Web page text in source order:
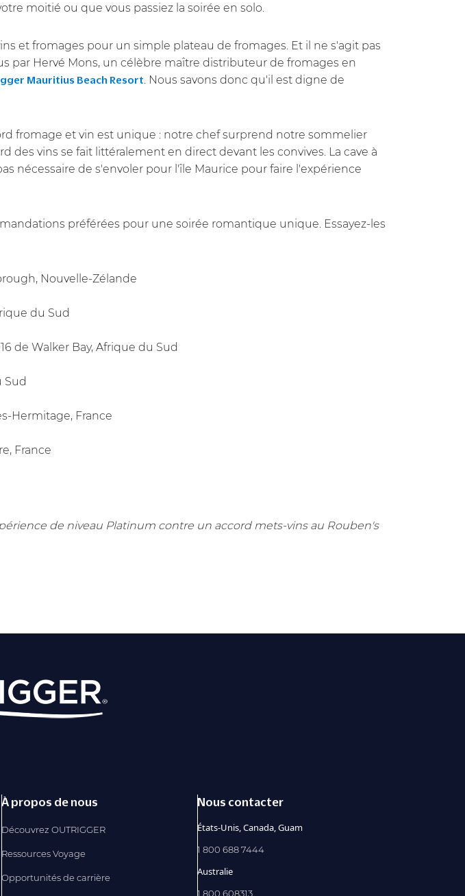
moitié ou que vous passiez la soirée en solo.
et fromages pour un simple plateau de fromages. Et il ne s'agit pas
par Hervé Mons, un célèbre maître distributeur de fromages en
Mauritius Beach Resort. Nous savons donc qu'il est digne de
fromage et vin est unique : notre chef surprend notre sommelier
des vins se fait littéralement en direct devant les convives. La cave à
nécessaire de s'envoler pour l'île Maurice pour faire l'expérience
préférées pour une soirée romantique unique. Essayez-les
Nouvelle-Zélande
du Sud
de Walker Bay, Afrique du Sud
Sud
Hermitage, France
France
de niveau Platinum contre un accord mets-vins au Rouben's
À propos de nous
Découvrez OUTRIGGER
Ressources Voyage
Opportunités de carrière
Nous contacter
États-Unis, Canada, Guam
1 800 688 7444
Australie
1 800 608313